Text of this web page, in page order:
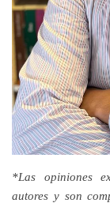
*Las opiniones
autores y son